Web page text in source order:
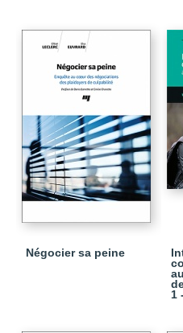
Négocier sa peine
1